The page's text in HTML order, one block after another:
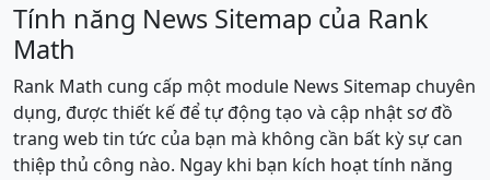
Tính năng News Sitemap của Rank
Math
Rank Math cung cấp một module News Sitemap chuyên
dụng, được thiết kế để tự động tạo và cập nhật sơ đồ
trang web tin tức của bạn mà không cần bất kỳ sự can
thiệp thủ công nào. Ngay khi bạn kích hoạt tính năng